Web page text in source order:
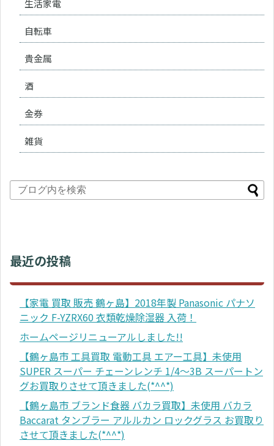
生活家電
自転車
貴金属
酒
金券
雑貨
最近の投稿
【家電 買取 販売 鶴ヶ島】2018年製 Panasonic パナソ
ニック F-YZRX60 衣類乾燥除湿器 入荷！
ホームページリニューアルしました!!
【鶴ヶ島市 工具買取 電動工具 エアー工具】未使用
SUPER スーパー チェーンレンチ 1/4～3B スーパートン
グお買取りさせて頂きました(*^^*)
【鶴ヶ島市 ブランド食器 バカラ買取】未使用 バカラ
Baccarat タンブラー アルルカン ロックグラス お買取り
させて頂きました(*^^*)